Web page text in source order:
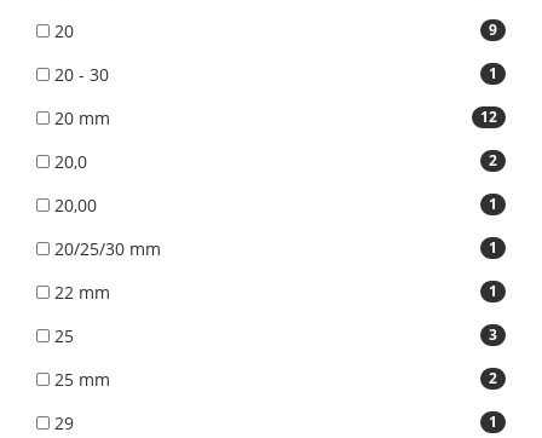
9
20
1
20 - 30
12
20 mm
2
20,0
1
20,00
1
20/25/30 mm
1
22 mm
3
25
2
25 mm
1
29